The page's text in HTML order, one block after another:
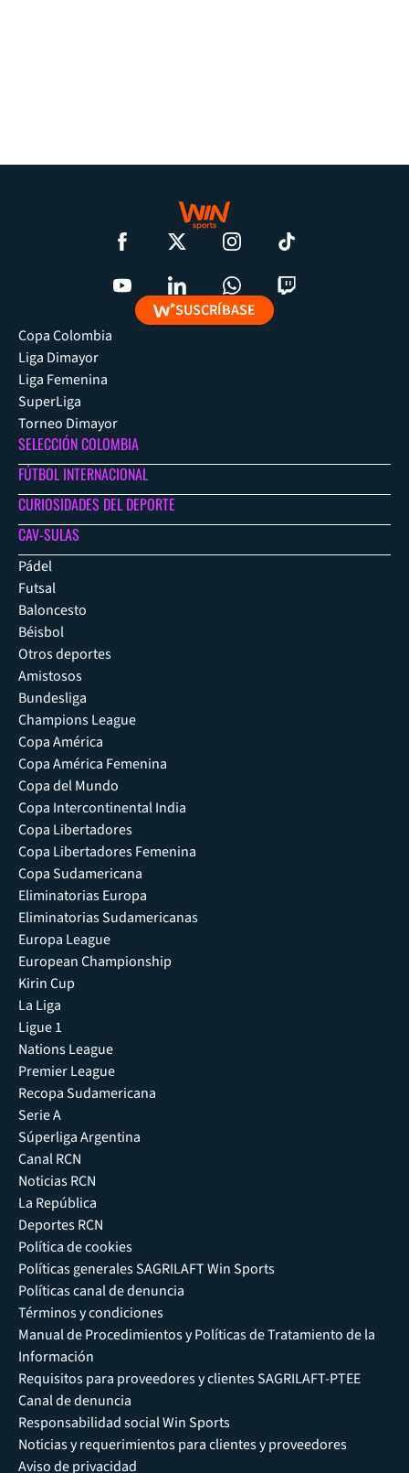
SUSCRÍBASE
Copa Colombia
Liga Dimayor
Liga Femenina
SuperLiga
Torneo Dimayor
SELECCIÓN COLOMBIA
FÚTBOL INTERNACIONAL
CURIOSIDADES DEL DEPORTE
CAV-SULAS
Pádel
Futsal
Baloncesto
Béisbol
Otros deportes
Amistosos
Bundesliga
Champions League
Copa América
Copa América Femenina
Copa del Mundo
Copa Intercontinental India
Copa Libertadores
Copa Libertadores Femenina
Copa Sudamericana
Eliminatorias Europa
Eliminatorias Sudamericanas
Europa League
European Championship
Kirin Cup
La Liga
Ligue 1
Nations League
Premier League
Recopa Sudamericana
Serie A
Súperliga Argentina
Canal RCN
Noticias RCN
La República
Deportes RCN
Política de cookies
Políticas generales SAGRILAFT Win Sports
Políticas canal de denuncia
Términos y condiciones
Manual de Procedimientos y Políticas de Tratamiento de la
Información
Requisitos para proveedores y clientes SAGRILAFT-PTEE
Canal de denuncia
Responsabilidad social Win Sports
Noticias y requerimientos para clientes y proveedores
Aviso de privacidad